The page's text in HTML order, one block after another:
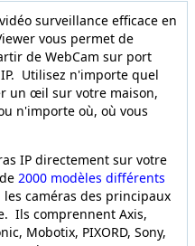
surveillance efficace en
vous permet de
de WebCam sur port
IP. Utilisez n'importe quel
un œil sur votre maison,
n'importe où, où vous
IP directement sur votre
2000 modèles différents
caméras des principaux
Ils comprennent Axis,
Mobotix, PIXORD, Sony,